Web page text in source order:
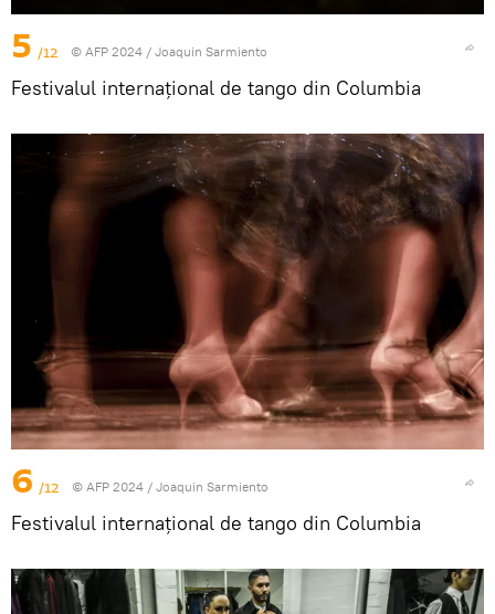
5 /12 © AFP 2024 / Joaquin Sarmiento
Festivalul internațional de tango din Columbia
6 /12 © AFP 2024 / Joaquin Sarmiento
Festivalul internațional de tango din Columbia